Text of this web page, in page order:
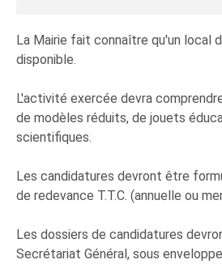
La Mairie fait connaître qu'un local
disponible.
L'activité exercée devra
de modèles réduits, de jouets
scientifiques.
Les candidatures devront être
de redevance T.T.C. (annuelle ou
Les dossiers de candidatures
Secrétariat Général, sous